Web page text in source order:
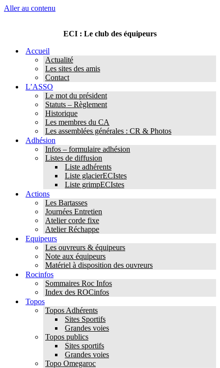
Aller au contenu
ECI : Le club des équipeurs
Accueil
Actualité
Les sites des amis
Contact
L’ASSO
Le mot du président
Statuts – Règlement
Historique
Les membres du CA
Les assemblées générales : CR & Photos
Adhésion
Infos – formulaire adhésion
Listes de diffusion
Liste adhérents
Liste glacierECIstes
Liste grimpECIstes
Actions
Les Bartasses
Journées Entretien
Atelier corde fixe
Atelier Réchappe
Equipeurs
Les ouvreurs & équipeurs
Note aux équipeurs
Matériel à disposition des ouvreurs
Rocinfos
Sommaires Roc Infos
Index des ROCinfos
Topos
Topos Adhérents
Sites Sportifs
Grandes voies
Topos publics
Sites sportifs
Grandes voies
Topo Omegaroc